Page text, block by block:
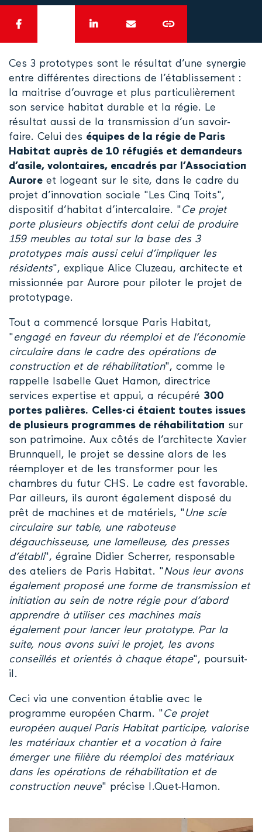
Ces 3 prototypes sont le résultat d’une synergie
entre différentes directions de l’établissement :
la maitrise d’ouvrage et plus particulièrement
son service habitat durable et la régie. Le
résultat aussi de la transmission d’un savoir-
faire. Celui des équipes de la régie de Paris
Habitat auprès de 10 réfugiés et demandeurs
d’asile, volontaires, encadrés par l’Association
Aurore et logeant sur le site, dans le cadre du
projet d’innovation sociale "Les Cinq Toits",
dispositif d’habitat d’intercalaire. " Ce projet
porte plusieurs objectifs dont celui de produire
159 meubles au total sur la base des 3
prototypes mais aussi celui d’impliquer les
résidents", explique Alice Cluzeau, architecte et
missionnée par Aurore pour piloter le projet de
prototypage.
Tout a commencé lorsque Paris Habitat,
" engagé en faveur du réemploi et de l’économie
circulaire dans le cadre des opérations de
construction et de réhabilitation", comme le
rappelle Isabelle Quet Hamon, directrice
services expertise et appui, a récupéré 300
portes palières. Celles-ci étaient toutes issues
de plusieurs programmes de réhabilitation sur
son patrimoine. Aux côtés de l’architecte Xavier
Brunnquell, le projet se dessine alors de les
réemployer et de les transformer pour les
chambres du futur CHS. Le cadre est favorable.
Par ailleurs, ils auront également disposé du
prêt de machines et de matériels, " Une scie
circulaire sur table, une raboteuse
dégauchisseuse, une lamelleuse, des presses
d’établi", égraine Didier Scherrer, responsable
des ateliers de Paris Habitat. "Nous leur avons
également proposé une forme de transmission et
initiation au sein de notre régie pour d’abord
apprendre à utiliser ces machines mais
également pour lancer leur prototype. Par la
suite, nous avons suivi le projet, les avons
conseillés et orientés à chaque étape", poursuit-
il.
Ceci via une convention établie avec le
programme européen Charm. " Ce projet
européen auquel Paris Habitat participe, valorise
les matériaux chantier et a vocation à faire
émerger une filière du réemploi des matériaux
dans les opérations de réhabilitation et de
construction neuve" précise I.Quet-Hamon.